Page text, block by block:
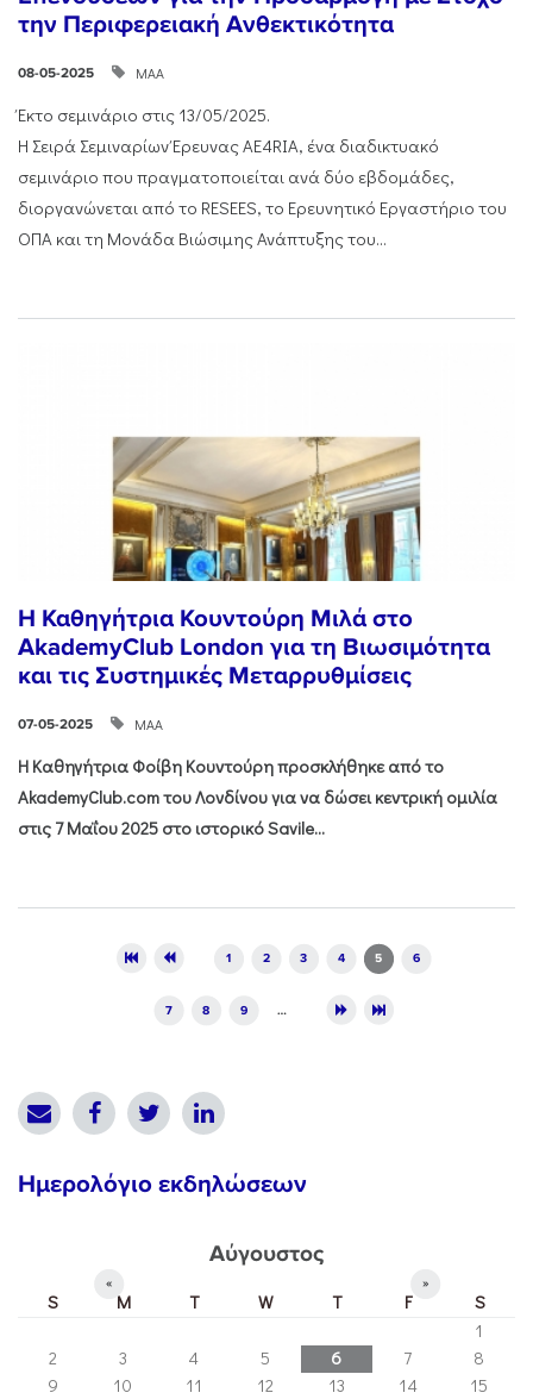
την Περιφερειακή Ανθεκτικότητα
08-05-2025 ΜΑΑ
Έκτο σεμινάριο στις 13/05/2025.
Η Σειρά Σεμιναρίων Έρευνας AE4RIA, ένα διαδικτυακό
σεμινάριο που πραγματοποιείται ανά δύο εβδομάδες,
διοργανώνεται από το RESEES, το Ερευνητικό Εργαστήριο του
ΟΠΑ και τη Μονάδα Βιώσιμης Ανάπτυξης του...
Η Καθηγήτρια Κουντούρη Μιλά στο
AkademyClub London για τη Βιωσιμότητα
και τις Συστημικές Μεταρρυθμίσεις
07-05-2025 ΜΑΑ
Η Καθηγήτρια Φοίβη Κουντούρη προσκλήθηκε από το
AkademyClub.comτου Λονδίνου για να δώσει κεντρική ομιλία
στις 7 Μαΐου 2025 στο ιστορικόSavile...
1 2 3 4 5 6
7 8 9 …
Ημερολόγιο εκδηλώσεων
Αύγουστος
« »
S M T W T F
S
1
2
3 4 5 6 7
8
9
10 11 12 13 14
15